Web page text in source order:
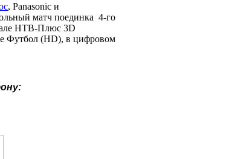
, Panasonic и
матч поединка 4-го
НТВ-Плюс 3D
Футбол (HD), в цифровом